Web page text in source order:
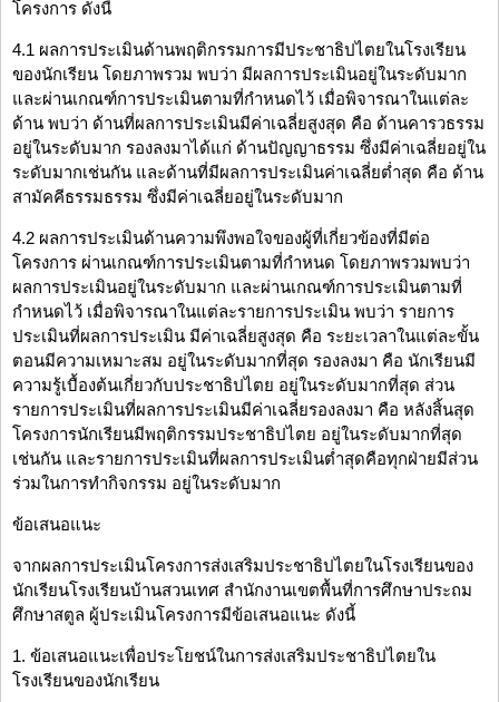
โครงการ ดังนี้
4.1 ผลการประเมินด้านพฤติกรรมการมีประชาธิปไตยในโรงเรียน
ของนักเรียน โดยภาพรวม พบว่า มีผลการประเมินอยู่ในระดับมาก
และผ่านเกณฑ์การประเมินตามที่กำหนดไว้ เมื่อพิจารณาในแต่ละ
ด้าน พบว่า ด้านที่ผลการประเมินมีค่าเฉลี่ยสูงสุด คือ ด้านคารวธรรม
อยู่ในระดับมาก รองลงมาได้แก่ ด้านปัญญาธรรม ซึ่งมีค่าเฉลี่ยอยู่ใน
ระดับมากเช่นกัน และด้านที่มีผลการประเมินค่าเฉลี่ยต่ำสุด คือ ด้าน
สามัคคีธรรมธรรม ซึ่งมีค่าเฉลี่ยอยู่ในระดับมาก
4.2 ผลการประเมินด้านความพึงพอใจของผู้ที่เกี่ยวข้องที่มีต่อ
โครงการ ผ่านเกณฑ์การประเมินตามที่กำหนด โดยภาพรวมพบว่า
ผลการประเมินอยู่ในระดับมาก และผ่านเกณฑ์การประเมินตามที่
กำหนดไว้ เมื่อพิจารณาในแต่ละรายการประเมิน พบว่า รายการ
ประเมินที่ผลการประเมิน มีค่าเฉลี่ยสูงสุด คือ ระยะเวลาในแต่ละขั้น
ตอนมีความเหมาะสม อยู่ในระดับมากที่สุด รองลงมา คือ นักเรียนมี
ความรู้เบื้องต้นเกี่ยวกับประชาธิปไตย อยู่ในระดับมากที่สุด ส่วน
รายการประเมินที่ผลการประเมินมีค่าเฉลี่ยรองลงมา คือ หลังสิ้นสุด
โครงการนักเรียนมีพฤติกรรมประชาธิปไตย อยู่ในระดับมากที่สุด
เช่นกัน และรายการประเมินที่ผลการประเมินต่ำสุดคือทุกฝ่ายมีส่วน
ร่วมในการทำกิจกรรม อยู่ในระดับมาก
ข้อเสนอแนะ
จากผลการประเมินโครงการส่งเสริมประชาธิปไตยในโรงเรียนของ
นักเรียนโรงเรียนบ้านสวนเทศ สำนักงานเขตพื้นที่การศึกษาประถม
ศึกษาสตูล ผู้ประเมินโครงการมีข้อเสนอแนะ ดังนี้
1. ข้อเสนอแนะเพื่อประโยชน์ในการส่งเสริมประชาธิปไตยใน
โรงเรียนของนักเรียน